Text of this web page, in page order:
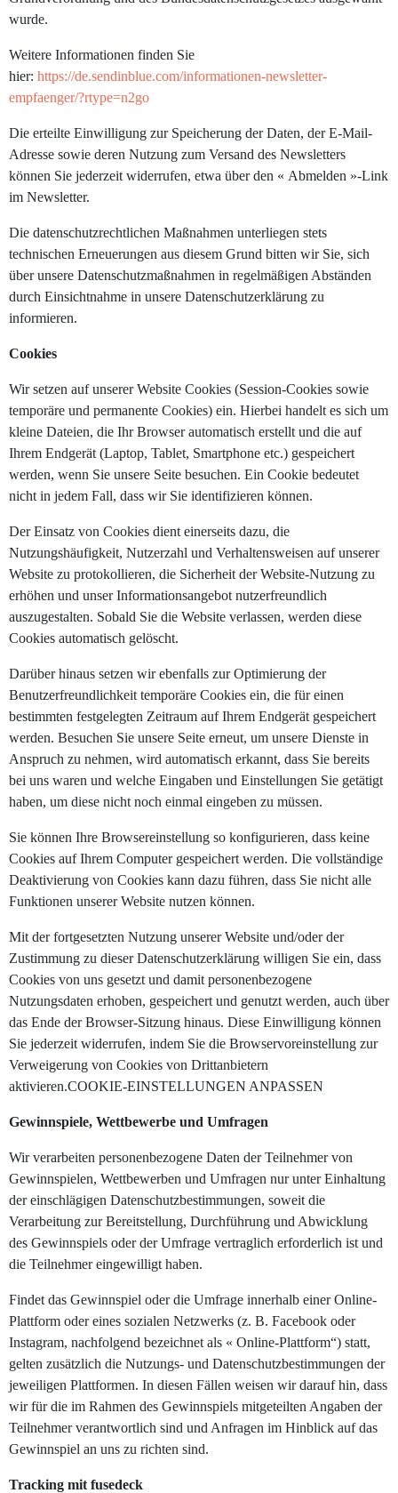
wurde.
Weitere Informationen finden Sie
hier: https://de.sendinblue.com/informationen-newsletter-
empfaenger/?rtype=n2go
Die erteilte Einwilligung zur Speicherung der Daten, der E-Mail-
Adresse sowie deren Nutzung zum Versand des Newsletters
können Sie jederzeit widerrufen, etwa über den « Abmelden »-Link
im Newsletter.
Die datenschutzrechtlichen Maßnahmen unterliegen stets
technischen Erneuerungen aus diesem Grund bitten wir Sie, sich
über unsere Datenschutzmaßnahmen in regelmäßigen Abständen
durch Einsichtnahme in unsere Datenschutzerklärung zu
informieren.
Cookies
Wir setzen auf unserer Website Cookies (Session-Cookies sowie
temporäre und permanente Cookies) ein. Hierbei handelt es sich um
kleine Dateien, die Ihr Browser automatisch erstellt und die auf
Ihrem Endgerät (Laptop, Tablet, Smartphone etc.) gespeichert
werden, wenn Sie unsere Seite besuchen. Ein Cookie bedeutet
nicht in jedem Fall, dass wir Sie identifizieren können.
Der Einsatz von Cookies dient einerseits dazu, die
Nutzungshäufigkeit, Nutzerzahl und Verhaltensweisen auf unserer
Website zu protokollieren, die Sicherheit der Website-Nutzung zu
erhöhen und unser Informationsangebot nutzerfreundlich
auszugestalten. Sobald Sie die Website verlassen, werden diese
Cookies automatisch gelöscht.
Darüber hinaus setzen wir ebenfalls zur Optimierung der
Benutzerfreundlichkeit temporäre Cookies ein, die für einen
bestimmten festgelegten Zeitraum auf Ihrem Endgerät gespeichert
werden. Besuchen Sie unsere Seite erneut, um unsere Dienste in
Anspruch zu nehmen, wird automatisch erkannt, dass Sie bereits
bei uns waren und welche Eingaben und Einstellungen Sie getätigt
haben, um diese nicht noch einmal eingeben zu müssen.
Sie können Ihre Browsereinstellung so konfigurieren, dass keine
Cookies auf Ihrem Computer gespeichert werden. Die vollständige
Deaktivierung von Cookies kann dazu führen, dass Sie nicht alle
Funktionen unserer Website nutzen können.
Mit der fortgesetzten Nutzung unserer Website und/oder der
Zustimmung zu dieser Datenschutzerklärung willigen Sie ein, dass
Cookies von uns gesetzt und damit personenbezogene
Nutzungsdaten erhoben, gespeichert und genutzt werden, auch über
das Ende der Browser-Sitzung hinaus. Diese Einwilligung können
Sie jederzeit widerrufen, indem Sie die Browservoreinstellung zur
Verweigerung von Cookies von Drittanbietern
aktivieren.COOKIE-EINSTELLUNGEN ANPASSEN
Gewinnspiele, Wettbewerbe und Umfragen
Wir verarbeiten personenbezogene Daten der Teilnehmer von
Gewinnspielen, Wettbewerben und Umfragen nur unter Einhaltung
der einschlägigen Datenschutzbestimmungen, soweit die
Verarbeitung zur Bereitstellung, Durchführung und Abwicklung
des Gewinnspiels oder der Umfrage vertraglich erforderlich ist und
die Teilnehmer eingewilligt haben.
Findet das Gewinnspiel oder die Umfrage innerhalb einer Online-
Plattform oder eines sozialen Netzwerks (z. B. Facebook oder
Instagram, nachfolgend bezeichnet als « Online-Plattform“) statt,
gelten zusätzlich die Nutzungs- und Datenschutzbestimmungen der
jeweiligen Plattformen. In diesen Fällen weisen wir darauf hin, dass
wir für die im Rahmen des Gewinnspiels mitgeteilten Angaben der
Teilnehmer verantwortlich sind und Anfragen im Hinblick auf das
Gewinnspiel an uns zu richten sind.
Tracking mit fusedeck